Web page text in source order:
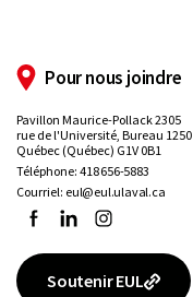
Pour nous joindre
Pavillon Maurice-Pollack 2305
rue de l'Université, Bureau 1250
Québec (Québec) G1V 0B1
Téléphone: 418 656-5883
Courriel: eul@eul.ulaval.ca
Facebook
LinkedInInstagram
Soutenir EUL